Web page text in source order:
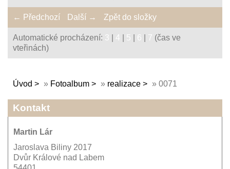
← Předchozí Další → Zpět do složky
Automatické procházení: 3 4 5 6 7 (čas ve
vteřinách)
Úvod » Fotoalbum » realizace » 0071
Kontakt
Martin Lár
Jaroslava Biliny 2017
Dvůr Králové nad Labem